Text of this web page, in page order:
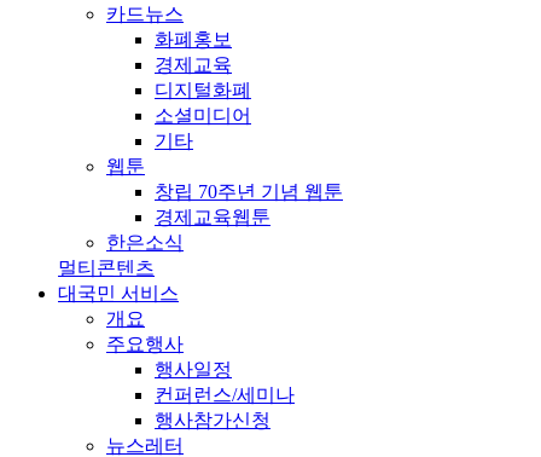
카드뉴스
화폐홍보
경제교육
디지털화폐
소셜미디어
기타
웹툰
창립 70주년 기념 웹툰
경제교육웹툰
한은소식
멀티콘텐츠
대국민 서비스
개요
주요행사
행사일정
컨퍼런스/세미나
행사참가신청
뉴스레터